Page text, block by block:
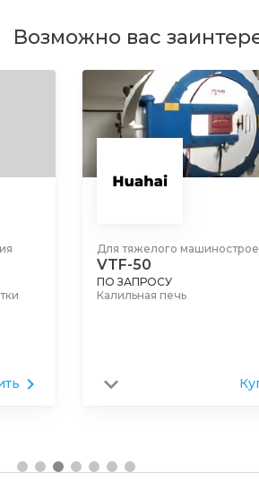
Возможно вас
Для тяжелого машиностроения
ПО ЗАПРОСУ
Калильная печь